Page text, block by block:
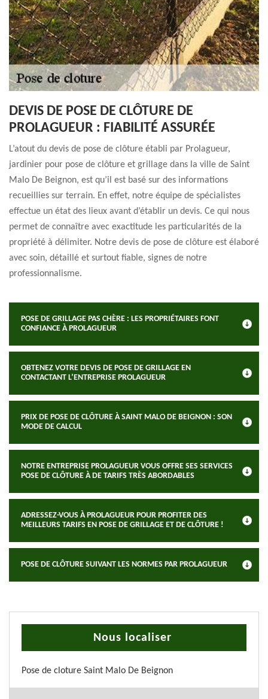
DEVIS DE POSE DE CLÔTURE DE
PROLAGUEUR : FIABILITÉ ASSURÉE
L’atout du devis de pose de clôture établi par Prolagueur,
jardinier pour pose de clôture et grillage dans la ville de Saint
Malo De Beignon, est qu’il est basé sur des informations
recueillies sur terrain. En effet, notre équipe de spécialistes
effectue un état des lieux avant d’établir un devis. Ce qui nous
permet de connaître avec exactitude les particularités de la
propriété à délimiter. Notre devis de pose de clôture est élaboré
avec soin, détaillé et surtout fiable, signes de notre
professionnalisme.
POSE DE GRILLAGE PAS CHÈRE : LES PROPRIÉTAIRES FONT
CONFIANCE À PROLAGUEUR
OBTENEZ VOTRE DEVIS DE POSE DE GRILLAGE EN
CONTACTANT L’ENTREPRISE PROLAGUEUR
PRIX DE POSE DE CLÔTURE À SAINT MALO DE BEIGNON : SON
MODE DE CALCUL
NOTRE ENTREPRISE PROLAGUEUR VOUS OFFRE SES SERVICES
POSE DE CLÔTURE À DE TARIFS TRÈS ABORDABLES
ADRESSEZ-VOUS À PROLAGUEUR POUR PROFITER DES
MEILLEURS TARIFS EN POSE DE GRILLAGE ET DE CLÔTURE !
POSE DE CLÔTURE SUIVANT LES NORMES PAR PROLAGUEUR
Nous localiser
Pose de cloture Saint Malo De Beignon